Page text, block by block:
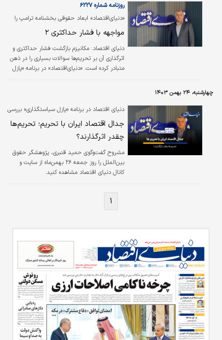
«دنیای‌اقتصاد» ابعاد حقوقی بخشنامه ترامپ را
بررسی کرد؛
روزنامه شماره ۶۲۲۷
مواجهه با فشار حداکثری ۲
دنیای اقتصاد: مکانیزم بازگشت فشار حداکثری و
اثرگذاری آن بر تحریم‌‏ها سوالات بسیاری را در ذهن
متبادر کرده است. «دنیای‌اقتصاد» در برنامه «پازل
شبکه‌های اجتماعی روزنامه «دنیای‌اقتصاد» منتشر
تحریم‌های جدید آمریکا علیه ایران با بازگشت
دونالد ترامپ به ریاست‌جمهوری، فشارهای
اقتصادی را افزایش داده و صادرات نفت ایران را
هدف گرفته‌ است. این تحریم‌ها که…
چهارشنبه، ۲۴ بهمن ۱۴۰۳
دنیای اقتصاد در برنامه «پازل سیاستگذاری» بررسی
جدال اقتصاد ایران با تحریم‌؛ تحریم‌ها
چقدر اثرگذارند؟
مشروح گفت‌و‌گوی حمید قنبری، پژوهشگر حقوق
بین‌الملل را روز جمعه ۲۶ بهمن‌ماه از سایت و
کانال دنیای اقتصاد مشاهده کنید.
۱